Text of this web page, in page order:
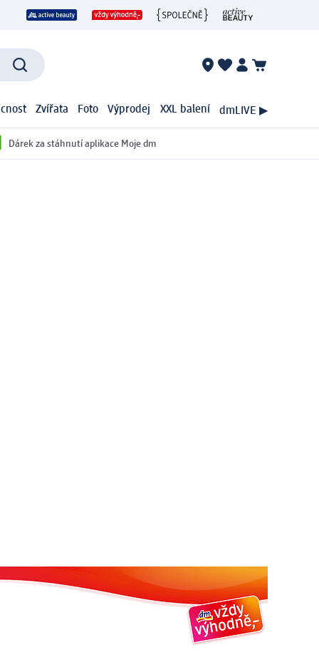
Zvířata Foto Výprodej XXL balení dmLIVE ▶
Dárek za stáhnutí aplikace Moje dm